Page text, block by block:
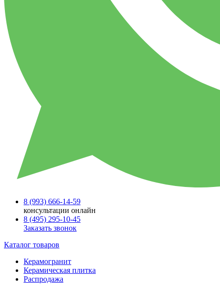
8 (993) 666-14-59
консультации онлайн
8 (495) 295-10-45
Заказать звонок
Каталог товаров
Керамогранит
Керамическая плитка
Распродажа